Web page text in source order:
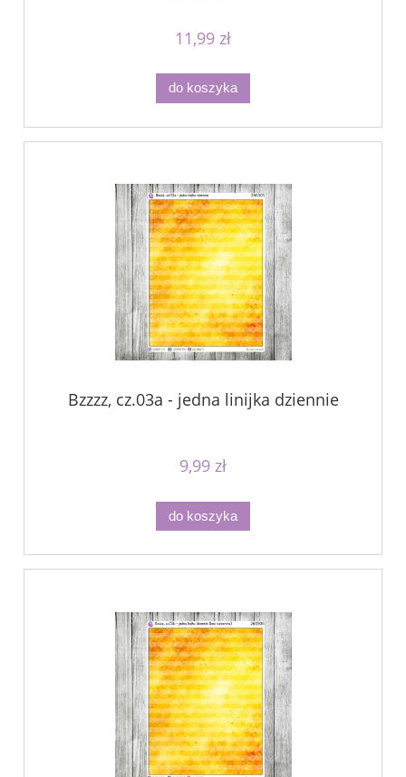
11,99 zł
do koszyka
Bzzzz, cz.03a - jedna linijka dziennie
9,99 zł
do koszyka